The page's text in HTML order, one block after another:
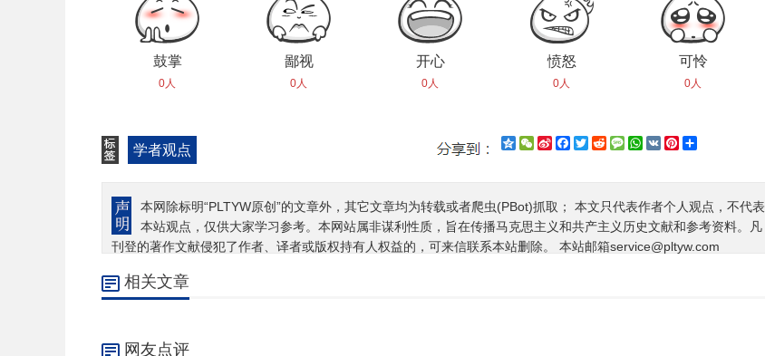
鼓掌
0人
鄙视
0人
开心
0人
愤怒
0人
可怜
0人
学者观点 QzoneWeChat
Sina Facebook
TwitterRedditMessageWhatsApp
VK Pinterest
本网除标明“PLTYW原创”的文章外，其它文章均为转载或者爬虫(PBot)抓取； 本文只代表作者个人观点，不代表
本站观点，仅供大家学习参考。本网站属非谋利性质，旨在传播马克思主义和共产主义历史文献和参考资料。凡
刊登的著作文献侵犯了作者、译者或版权持有人权益的，可来信联系本站删除。 本站邮箱service@pltyw.com
相关文章
网友点评